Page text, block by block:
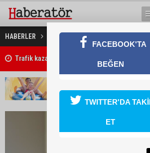
HABERLER GÜNDEM Süt ürünlerinde
Trafik kazasında 85 yaşındaki Turan Obalı
FACEBOOK'TA
BEĞEN
TWITTER'DA
ET